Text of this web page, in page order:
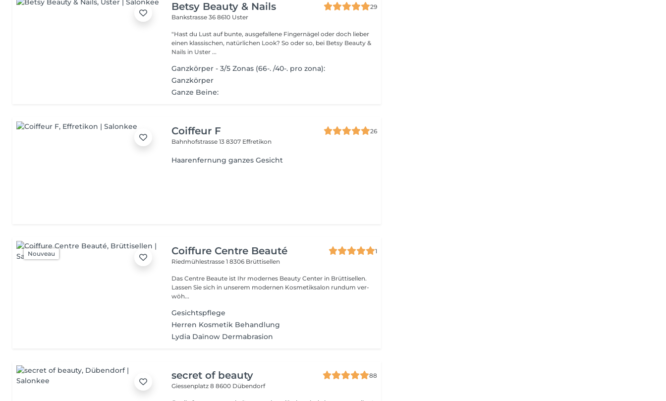
Betsy Beauty & Nails
29
Bankstrasse 368610 Uster
"Hast du Lust auf bunte, ausgefallene Fingernägel oder doch lieber
einen klassischen, natürlichen Look? So oder so, bei Betsy Beauty &
Nails in Uster ...
Ganzkörper - 3/5 Zonas (66-. /40-. pro zona):
Ganzkörper
Ganze Beine:
Coiffeur F
26
Bahnhofstrasse 138307 Effretikon
Haarenfernung ganzes Gesicht
Nouveau Coiffure Centre Beauté
1
Riedmühlestrasse 18306 Brüttisellen
Das Cent­re Beau­te ist Ihr mo­der­nes Be­au­ty Cen­ter in Brüt­ti­sel­len.
Las­sen Sie sich in un­se­rem mo­der­nen Kos­me­tik­sa­lon rund­um ver­
wöh...
Gesichtspflege
Herren Kosmetik Behandlung
Lydia Daïnow Dermabrasion
secret of beauty
88
Giessenplatz 88600 Dübendorf